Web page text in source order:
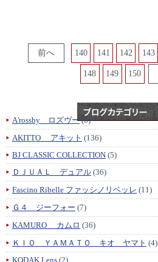
140 141 142 143
148 149 150
A'rossby ロズヴー(6)
AKITTO アキット (136)
BJ CLASSIC COLLECTION (5)
ＤＪＵＡＬ デュアル (36)
Fascino Ribelle ファッシノリベッレ (11)
Ｇ４ ジーフォー (7)
KAMURO カムロ (36)
ＫＩＯ ＹＡＭＡＴＯ キオ ヤマト (4)
KODAK Lens (2)